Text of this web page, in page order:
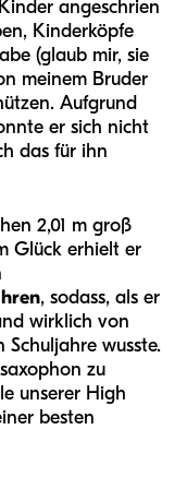
angeschrien
Kinderköpfe
(glaub mir, sie
meinem Bruder
Aufgrund
er sich nicht
das für ihn
2,01 m groß
Glück erhielt er
, sodass, als er
wirklich von
wusste.
zu
unserer High
besten